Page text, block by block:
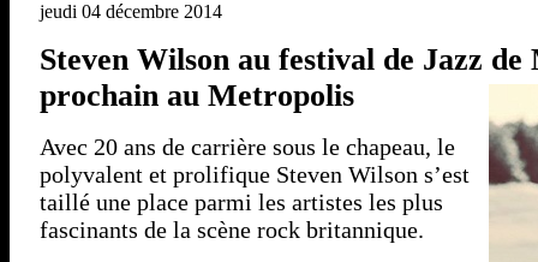
jeudi 04 décembre 2014
Steven Wilson au festival de Jazz
prochain au Metropolis
Avec 20 ans de carrière sous le chapeau, le
polyvalent et prolifique Steven Wilson s’est
taillé une place parmi les artistes les plus
fascinants de la scène rock britannique.